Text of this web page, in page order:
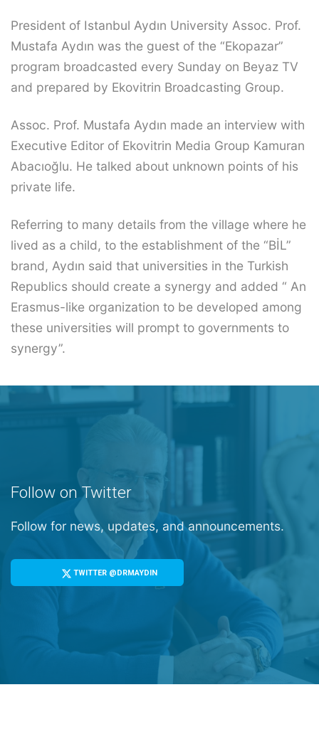
President of Istanbul Aydın University Assoc. Prof.
Mustafa Aydın was the guest of the “Ekopazar”
program broadcasted every Sunday on Beyaz TV
and prepared by Ekovitrin Broadcasting Group.
Assoc. Prof. Mustafa Aydın made an interview with
Executive Editor of Ekovitrin Media Group Kamuran
Abacıoğlu. He talked about unknown points of his
private life.
Referring to many details from the village where he
lived as a child, to the establishment of the “BİL”
brand, Aydın said that universities in the Turkish
Republics should create a synergy and added “ An
Erasmus-like organization to be developed among
these universities will prompt to governments to
synergy”.
Follow on Twitter
Follow for news, updates, and announcements.
TWITTER @DRMAYDIN